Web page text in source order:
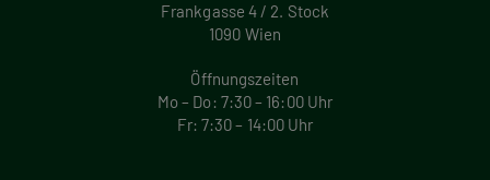
Frankgasse 4 / 2. Stock
1090 Wien
Öffnungszeiten
Mo – Do: 7:30 – 16:00 Uhr
Fr: 7:30 – 14:00 Uhr